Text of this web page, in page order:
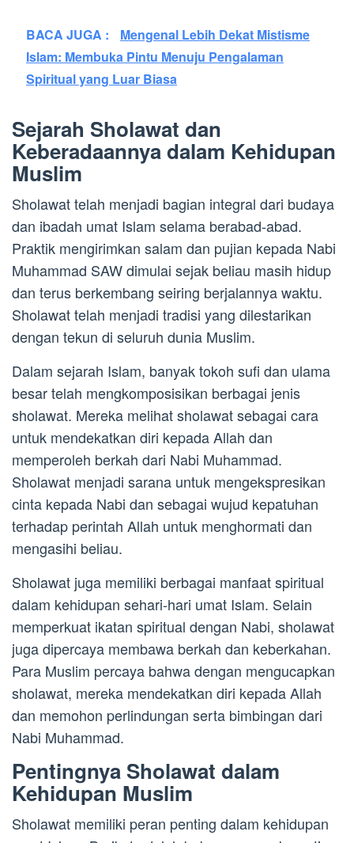
BACA JUGA :
Mengenal Lebih Dekat Mistisme
Islam: Membuka Pintu Menuju Pengalaman
Spiritual yang Luar Biasa
Sejarah Sholawat dan
Keberadaannya dalam Kehidupan
Muslim
Sholawat telah menjadi bagian integral dari budaya
dan ibadah umat Islam selama berabad-abad.
Praktik mengirimkan salam dan pujian kepada Nabi
Muhammad SAW dimulai sejak beliau masih hidup
dan terus berkembang seiring berjalannya waktu.
Sholawat telah menjadi tradisi yang dilestarikan
dengan tekun di seluruh dunia Muslim.
Dalam sejarah Islam, banyak tokoh sufi dan ulama
besar telah mengkomposisikan berbagai jenis
sholawat. Mereka melihat sholawat sebagai cara
untuk mendekatkan diri kepada Allah dan
memperoleh berkah dari Nabi Muhammad.
Sholawat menjadi sarana untuk mengekspresikan
cinta kepada Nabi dan sebagai wujud kepatuhan
terhadap perintah Allah untuk menghormati dan
mengasihi beliau.
Sholawat juga memiliki berbagai manfaat spiritual
dalam kehidupan sehari-hari umat Islam. Selain
memperkuat ikatan spiritual dengan Nabi, sholawat
juga dipercaya membawa berkah dan keberkahan.
Para Muslim percaya bahwa dengan mengucapkan
sholawat, mereka mendekatkan diri kepada Allah
dan memohon perlindungan serta bimbingan dari
Nabi Muhammad.
Pentingnya Sholawat dalam
Kehidupan Muslim
Sholawat memiliki peran penting dalam kehidupan